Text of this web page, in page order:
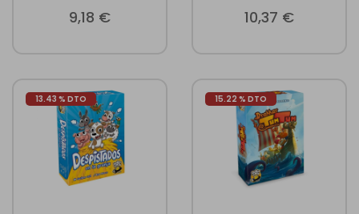
9,18 € 10,37 €
13.43 % DTO 15.22 % DTO